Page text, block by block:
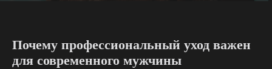
Почему профессиональный уход важен
для современного мужчины